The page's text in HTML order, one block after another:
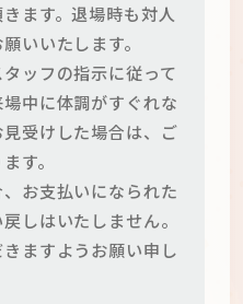
ます。退場時も対人
いいたします。
ッフの指示に従って
中に体調がすぐれな
受けした場合は、ご
す。
お支払いになられた
しはいたしません。
ますようお願い申し